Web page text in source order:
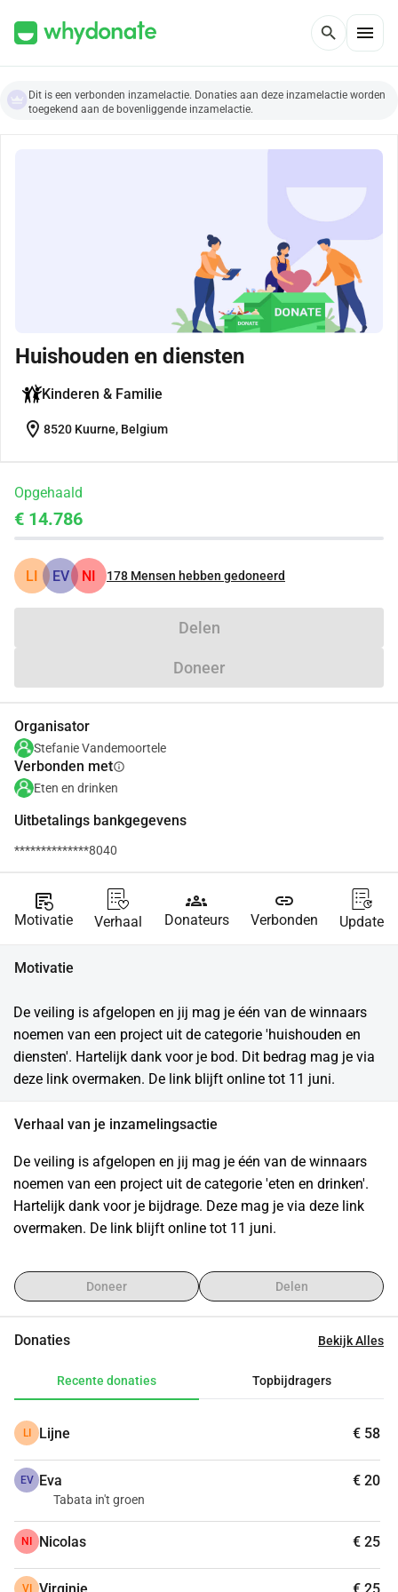
search menu
Dit is een verbonden inzamelactie. Donaties aan deze inzamelactie worden
toegekend aan de bovenliggende inzamelactie.
Huishouden en diensten
Kinderen & Familie
location_on 8520 Kuurne, Belgium
Opgehaald
€ 14.786
LI EV NI 178 Mensen hebben gedoneerd
Delen
Doneer
Organisator
Stefanie Vandemoortele
Verbonden metinfo
Eten en drinken
Uitbetalings bankgegevens
**************8040
source_notes
Motivatie Verhaal
groups
Donateurs
link
Verbonden Update
Motivatie
De veiling is afgelopen en jij mag je één van de winnaars
noemen van een project uit de categorie 'huishouden en
diensten'. Hartelijk dank voor je bod. Dit bedrag mag je via
deze link overmaken. De link blijft online tot 11 juni.
Verhaal van je inzamelingsactie
De veiling is afgelopen en jij mag je één van de winnaars
noemen van een project uit de categorie 'eten en drinken'.
Hartelijk dank voor je bijdrage. Deze mag je via deze link
overmaken. De link blijft online tot 11 juni.
Doneer Delen
Donaties Bekijk Alles
Recente donaties Topbijdragers
LI Lijne € 58
EV Eva € 20
Tabata in't groen
NI Nicolas € 25
VI Virginie € 25